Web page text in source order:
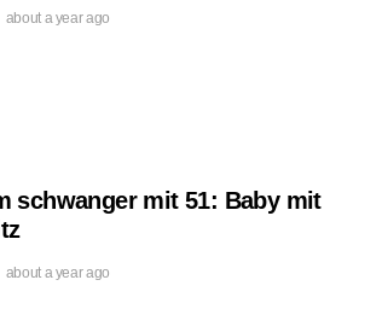
about a year ago
schwanger mit 51: Baby mit
about a year ago